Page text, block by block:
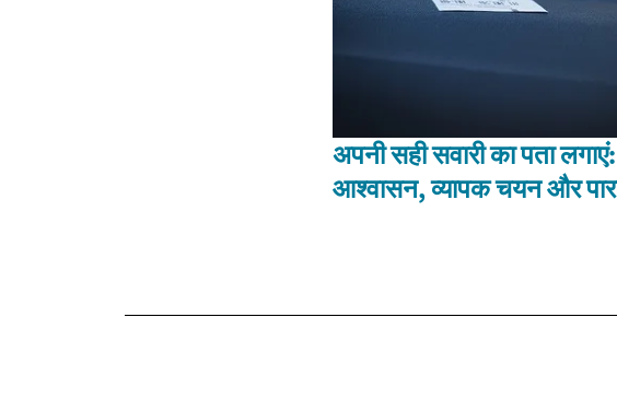
अपनी सही सवारी का पता
आश्वासन, व्यापक चयन और